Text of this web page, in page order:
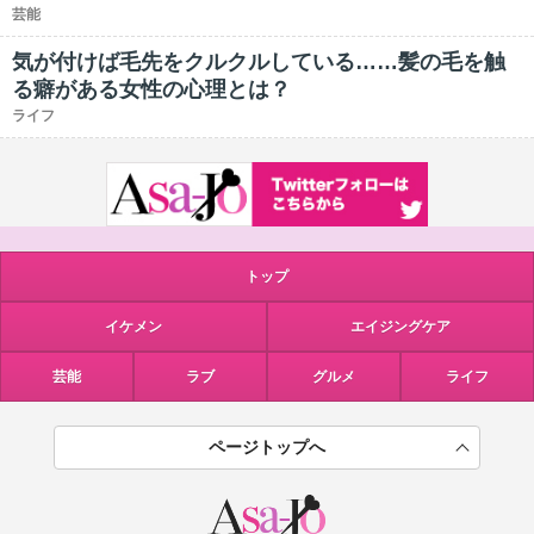
芸能
気が付けば毛先をクルクルしている……髪の毛を触
る癖がある女性の心理とは？
ライフ
トップ
イケメン エイジングケア
芸能 ラブ グルメ ライフ
ページトップへ